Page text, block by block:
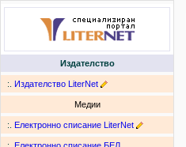
Издателство
:. Издателство LiterNet
Медии
:. Електронно списание LiterNet